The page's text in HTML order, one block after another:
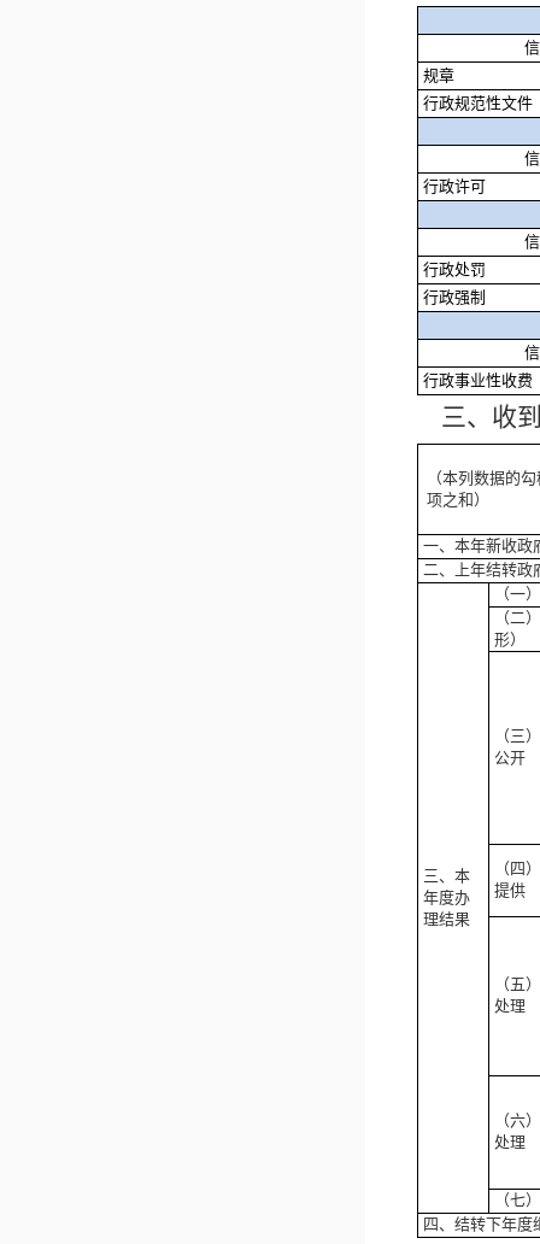
规章
行政规范性文件
行政许可
行政处罚
行政强制
行政事业性收费
三、收
（本列数据的
项之和）
一、本年新收政
二、上年结转政
三、本
年度办
理结果
（一
（二
形）
（三
公开
（四
提供
（五
处理
（六
处理
（七
四、结转下年度